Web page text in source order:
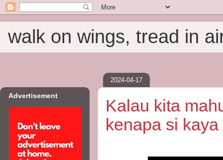
walk on wings, tread in
2024-04-17
Kalau kita
kenapa si
Advertisement